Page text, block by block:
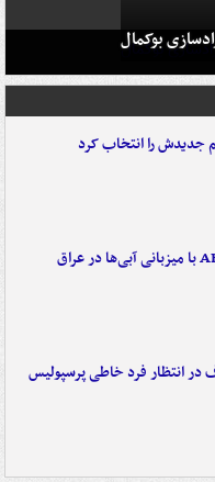
بوکمال
جدیدش را انتخاب کرد
در انتظار فرد خاطی پرسپولیس